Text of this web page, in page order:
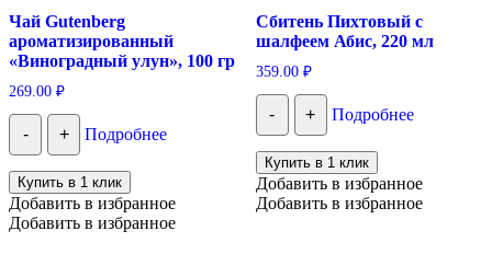
Чай Gutenberg
ароматизированный
«Виноградный улун», 100 гр
269.00 ₽
- + Подробнее
Купить в 1 клик
Добавить в избранное
Добавить в избранное
Сбитень Пихтовый с
шалфеем Абис, 220 мл
359.00 ₽
- + Подробнее
Купить в 1 клик
Добавить в избранное
Добавить в избранное